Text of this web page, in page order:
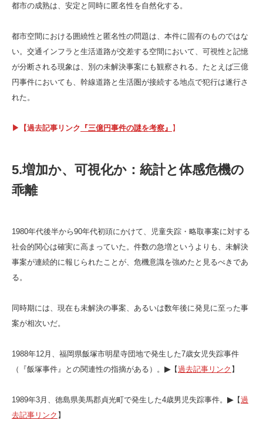
都市の成熟は、安定と同時に匿名性を自然化する。
都市空間における囲繞性と匿名性の問題は、本件に固有のものではな
い。交通インフラと生活道路が交差する空間において、可視性と記憶
が分断される現象は、別の未解決事案にも観察される。たとえば三億
円事件においても、幹線道路と生活圏が接続する地点で犯行は遂行さ
れた。
▶【過去記事リンク 『三億円事件の謎を考察』 】
5.増加か、可視化か：統計と体感危機の
乖離
1980年代後半から90年代初頭にかけて、児童失踪・略取事案に対する
社会的関心は確実に高まっていた。件数の急増というよりも、未解決
事案が連続的に報じられたことが、危機意識を強めたと見るべきであ
る。
同時期には、現在も未解決の事案、あるいは数年後に発見に至った事
案が相次いだ。
1988年12月、福岡県飯塚市明星寺団地で発生した7歳女児失踪事件
（『飯塚事件』との関連性の指摘がある）。 ▶【過去記事リンク 】
1989年3月、徳島県美馬郡貞光町で発生した4歳男児失踪事件。 ▶【過
去記事リンク 】